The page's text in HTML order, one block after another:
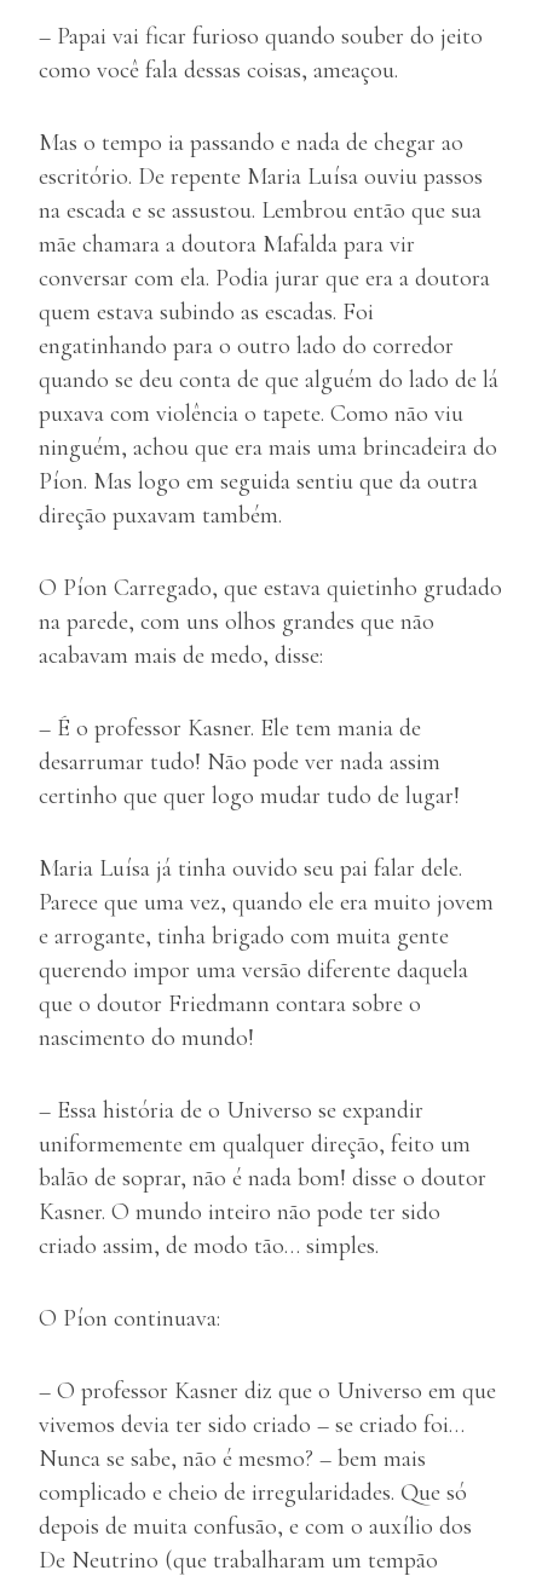
– Papai vai ficar furioso quando souber do jeito
como você fala dessas coisas, ameaçou.
Mas o tempo ia passando e nada de chegar ao
escritório. De repente Maria Luísa ouviu passos
na escada e se assustou. Lembrou então que sua
mãe chamara a doutora Mafalda para vir
conversar com ela. Podia jurar que era a doutora
quem estava subindo as escadas. Foi
engatinhando para o outro lado do corredor
quando se deu conta de que alguém do lado de lá
puxava com violência o tapete. Como não viu
ninguém, achou que era mais uma brincadeira do
Píon. Mas logo em seguida sentiu que da outra
direção puxavam também.
O Píon Carregado, que estava quietinho grudado
na parede, com uns olhos grandes que não
acabavam mais de medo, disse:
– É o professor Kasner. Ele tem mania de
desarrumar tudo! Não pode ver nada assim
certinho que quer logo mudar tudo de lugar!
Maria Luísa já tinha ouvido seu pai falar dele.
Parece que uma vez, quando ele era muito jovem
e arrogante, tinha brigado com muita gente
querendo impor uma versão diferente daquela
que o doutor Friedmann contara sobre o
nascimento do mundo!
– Essa história de o Universo se expandir
uniformemente em qualquer direção, feito um
balão de soprar, não é nada bom! disse o doutor
Kasner. O mundo inteiro não pode ter sido
criado assim, de modo tão… simples.
O Píon continuava:
– O professor Kasner diz que o Universo em que
vivemos devia ter sido criado – se criado foi…
Nunca se sabe, não é mesmo? – bem mais
complicado e cheio de irregularidades. Que só
depois de muita confusão, e com o auxílio dos
De Neutrino (que trabalharam um tempão